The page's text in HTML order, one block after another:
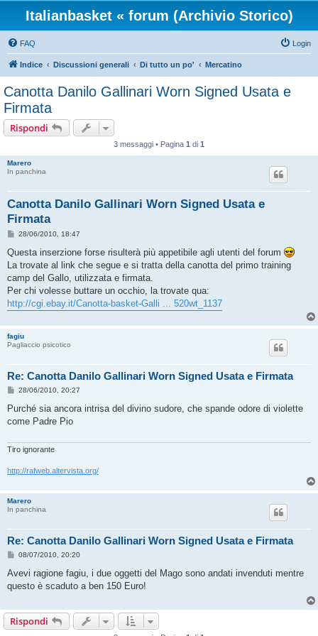
Italianbasket « forum (Archivio Storico)
FAQ Login
Indice Discussioni generali Di tutto un po' Mercatino
Canotta Danilo Gallinari Worn Signed Usata e
Firmata
Rispondi
3 messaggi • Pagina 1 di 1
Marero
In panchina
Canotta Danilo Gallinari Worn Signed Usata e
Firmata
M
s
a
g
i
o
28/06/2010, 18:47
Questa inserzione forse risulterà più appetibile agli utenti del forum
La trovate al link che segue e si tratta della canotta del primo training
camp del Gallo, utilizzata e firmata.
Per chi volesse buttare un occhio, la trovate qua:
http://cgi.ebay.it/Canotta-basket-Galli ... 520wt_1137
fagiu
Pagliaccio psicotico
Re: Canotta Danilo Gallinari Worn Signed Usata e Firmata
M
s
a
i
28/06/2010, 20:27
Purché sia ancora intrisa del divino sudore, che spande odore di violette
come Padre Pio
Tiro ignorante
http://rafweb.altervista.org/
Marero
In panchina
Re: Canotta Danilo Gallinari Worn Signed Usata e Firmata
M
s
a
i
o
08/07/2010, 20:20
Avevi ragione fagiu, i due oggetti del Mago sono andati invenduti mentre
questo è scaduto a ben 150 Euro!
Rispondi